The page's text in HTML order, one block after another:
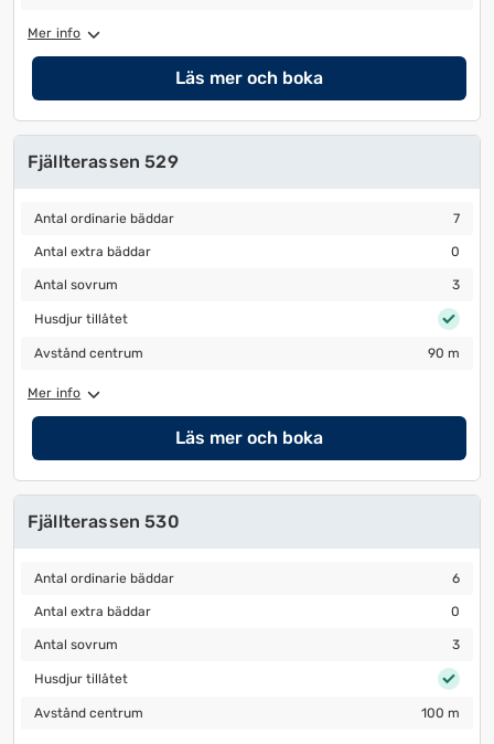
Mer info
Läs mer och boka
Fjällterassen 529
Antal ordinarie bäddar
Antal ordinarie bäddar 7
Antal extra bäddar
Antal extra bäddar 0
Antal sovrum
Antal sovrum 3
Husdjur tillåtet
Husdjur tillåtet
Avstånd centrum
Avstånd centrum 90 m
Mer info
Läs mer och boka
Fjällterassen 530
Antal ordinarie bäddar
Antal ordinarie bäddar 6
Antal extra bäddar
Antal extra bäddar 0
Antal sovrum
Antal sovrum 3
Husdjur tillåtet
Husdjur tillåtet
Avstånd centrum
Avstånd centrum 100 m